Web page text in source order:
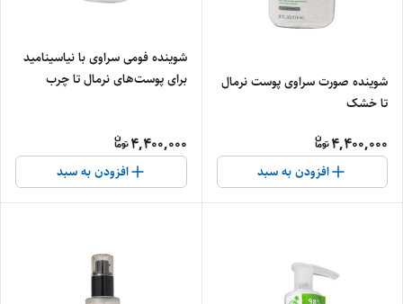
شوینده صورت سراوی پوست نرمال
تا خشک
4,400,000
افزودن به سبد
شوینده فومی سراوی با نیاسینامید
برای پوست‌های نرمال تا چرب
4,400,000
افزودن به سبد